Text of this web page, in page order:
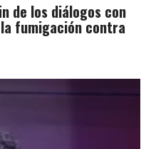
de los diálogos con
fumigación contra